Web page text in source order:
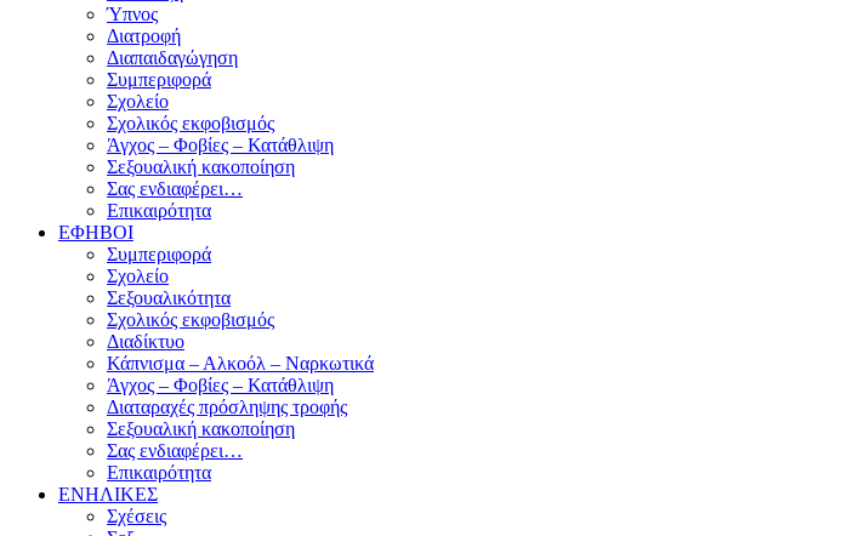
Ύπνος
Διατροφή
Διαπαιδαγώγηση
Συμπεριφορά
Σχολείο
Σχολικός εκφοβισμός
Άγχος – Φοβίες – Κατάθλιψη
Σεξουαλική κακοποίηση
Σας ενδιαφέρει…
Επικαιρότητα
ΕΦΗΒΟΙ
Συμπεριφορά
Σχολείο
Σεξουαλικότητα
Σχολικός εκφοβισμός
Διαδίκτυο
Κάπνισμα – Αλκοόλ – Ναρκωτικά
Άγχος – Φοβίες – Κατάθλιψη
Διαταραχές πρόσληψης τροφής
Σεξουαλική κακοποίηση
Σας ενδιαφέρει…
Επικαιρότητα
ΕΝΗΛΙΚΕΣ
Σχέσεις